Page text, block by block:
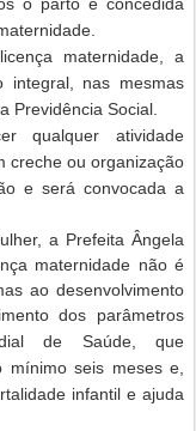
maternidade, a
integral, nas mesmas
Previdência Social.
qualquer atividade
creche ou organização
e será convocada a
a Prefeita Ângela
maternidade não é
ao desenvolvimento
dos parâmetros
de Saúde, que
mínimo seis meses e,
infantil e ajuda